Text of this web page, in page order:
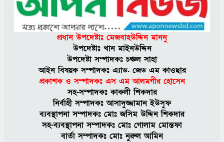
প্রধান উপদেষ্টাঃ মেজবাহউদ্দিন মাননু
উপদেষ্টাঃ খান মাইনউদ্দিন
উপদেষ্টা সম্পাদকঃ চঞ্চল সাহা
আইন বিষয়ক সম্পাদকঃ এ্যাড. জেড এম কাওছার
প্রকাশক ও সম্পাদকঃ এস এম আলমগীর হােসেন
সহ-সম্পাদকঃ কাকলী শিকদার
নির্বাহী সম্পাদকঃ আসাদুজ্জামান ইউসুফ
ব্যবস্থাপনা সম্পাদকঃ মােঃ জসিম উদ্দিন শিকদার
সহ-ব্যবস্থাপনা সম্পাদকঃ মোঃ গোলাম মোস্তফা
বার্তা সম্পাদকঃ মােঃ নুরুল আমিন